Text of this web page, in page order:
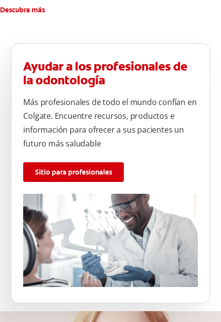
Descubra más
Ayudar a los profesionales de
la odontología
Más profesionales de todo el mundo confían en
Colgate. Encuentre recursos, productos e
información para ofrecer a sus pacientes un
futuro más saludable
Sitio para profesionales